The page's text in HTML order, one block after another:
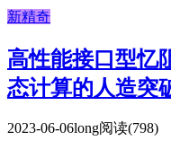
新精奇
高性能接口型忆
态计算的人造突
2023-06-06long阅读(798)